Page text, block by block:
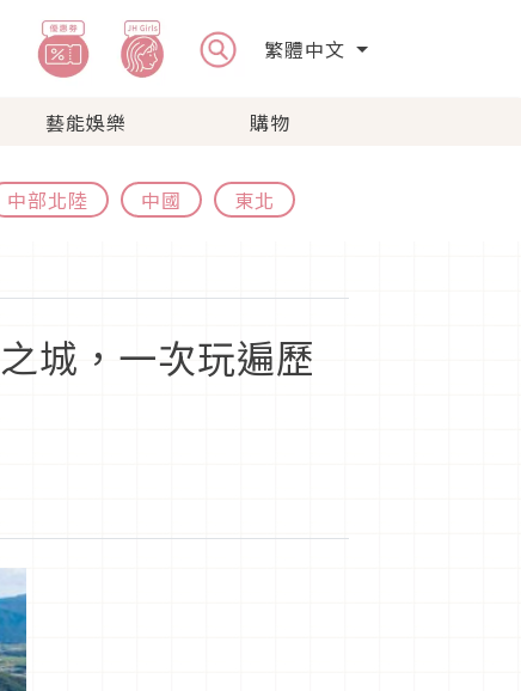
繁體中文
藝能娛樂 購物
中部北陸 中國 東北
城，一次玩遍歷